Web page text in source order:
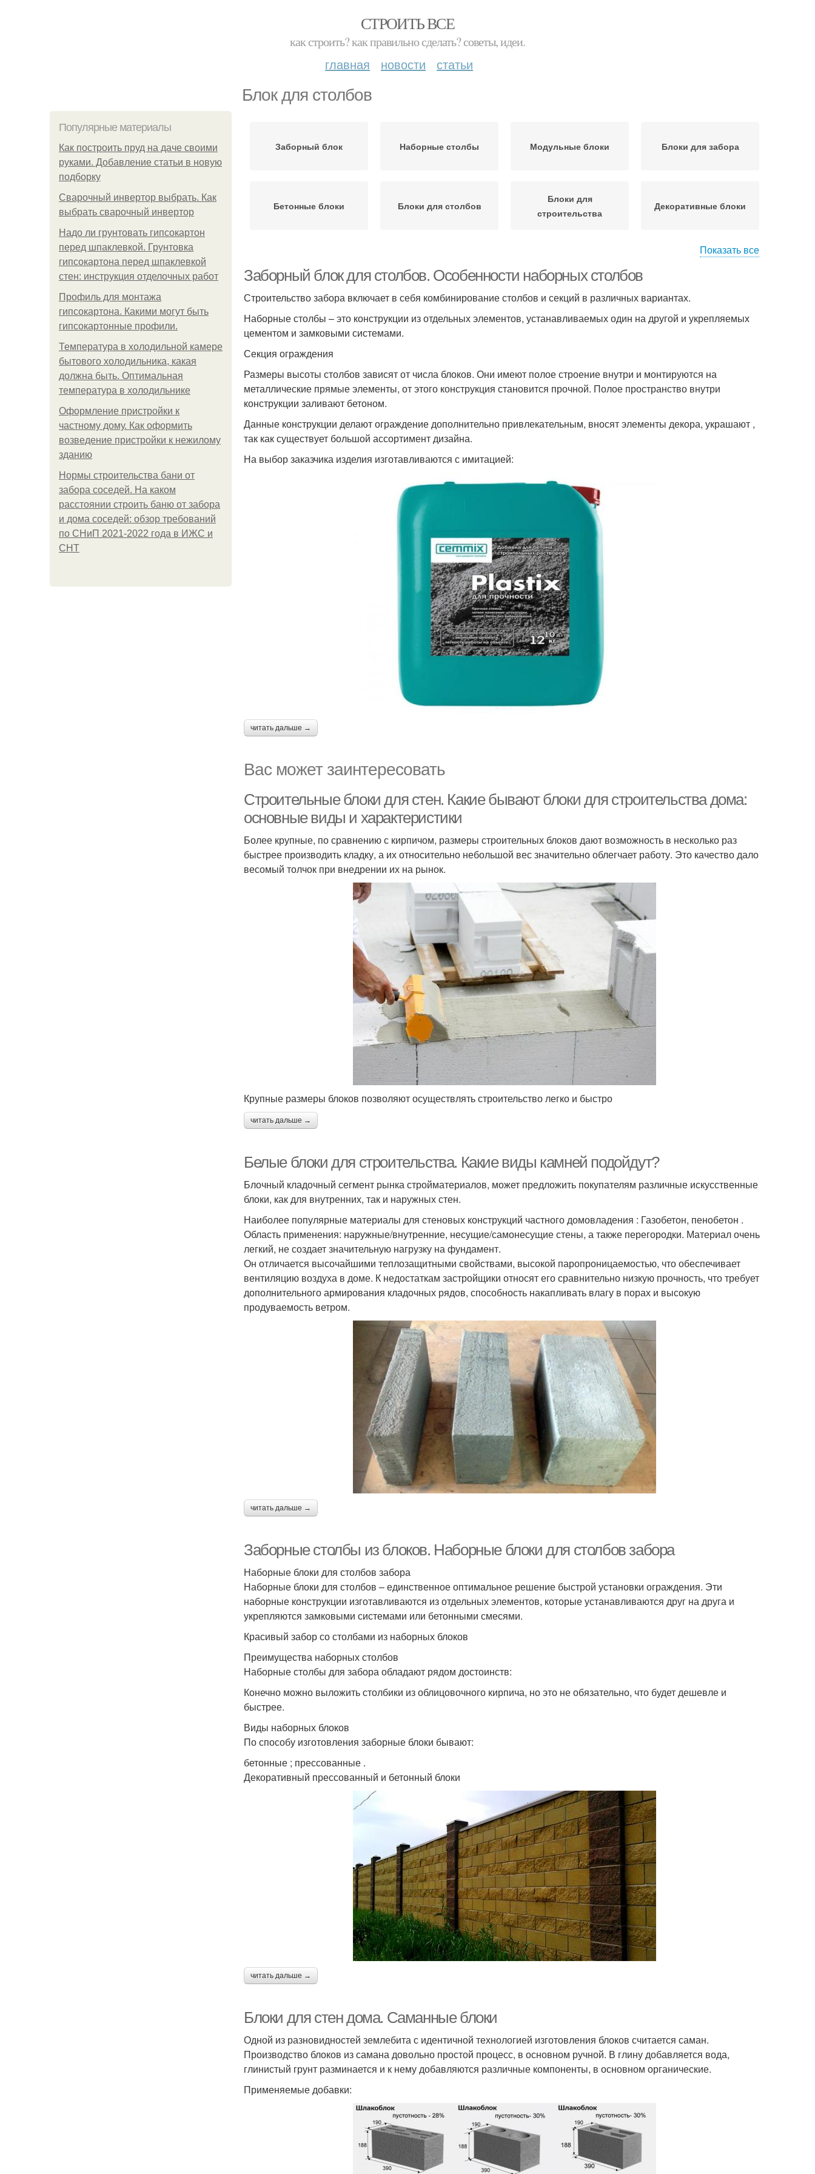
СТРОИТЬ ВСЕ
как строить? как правильно сделать? советы, идеи.
главная новости статьи
Блок для столбов
Популярные материалы
Как построить пруд на даче своими
руками. Добавление статьи в новую
подборку
Сварочный инвертор выбрать. Как
выбрать сварочный инвертор
Надо ли грунтовать гипсокартон
перед шпаклевкой. Грунтовка
гипсокартона перед шпаклевкой
стен: инструкция отделочных работ
Профиль для монтажа
гипсокартона. Какими могут быть
гипсокартонные профили.
Температура в холодильной камере
бытового холодильника, какая
должна быть. Оптимальная
температура в холодильнике
Оформление пристройки к
частному дому. Как оформить
возведение пристройки к нежилому
зданию
Нормы строительства бани от
забора соседей. На каком
расстоянии строить баню от забора
и дома соседей: обзор требований
по СНиП 2021-2022 года в ИЖС и
СНТ
Заборный блок Наборные столбы Модульные блоки Блоки для забора
Бетонные блоки Блоки для столбов
Блоки для
строительства
Декоративные блоки
Показать все
Заборный блок для столбов. Особенности наборных столбов
Строительство забора включает в себя комбинирование столбов и секций в различных вариантах.
Наборные столбы – это конструкции из отдельных элементов, устанавливаемых один на другой и укрепляемых
цементом и замковыми системами.
Секция ограждения
Размеры высоты столбов зависят от числа блоков. Они имеют полое строение внутри и монтируются на
металлические прямые элементы, от этого конструкция становится прочной. Полое пространство внутри
конструкции заливают бетоном.
Данные конструкции делают ограждение дополнительно привлекательным, вносят элементы декора, украшают ,
так как существует большой ассортимент дизайна.
На выбор заказчика изделия изготавливаются с имитацией:
читать дальше →
Вас может заинтересовать
Строительные блоки для стен. Какие бывают блоки для строительства дома:
основные виды и характеристики
Более крупные, по сравнению с кирпичом, размеры строительных блоков дают возможность в несколько раз
быстрее производить кладку, а их относительно небольшой вес значительно облегчает работу. Это качество дало
весомый толчок при внедрении их на рынок.
Крупные размеры блоков позволяют осуществлять строительство легко и быстро
читать дальше →
Белые блоки для строительства. Какие виды камней подойдут?
Блочный кладочный сегмент рынка стройматериалов, может предложить покупателям различные искусственные
блоки, как для внутренних, так и наружных стен.
Наиболее популярные материалы для стеновых конструкций частного домовладения : Газобетон, пенобетон .
Область применения: наружные/внутренние, несущие/самонесущие стены, а также перегородки. Материал очень
легкий, не создает значительную нагрузку на фундамент.
Он отличается высочайшими теплозащитными свойствами, высокой паропроницаемостью, что обеспечивает
вентиляцию воздуха в доме. К недостаткам застройщики относят его сравнительно низкую прочность, что требует
дополнительного армирования кладочных рядов, способность накапливать влагу в порах и высокую
продуваемость ветром.
читать дальше →
Заборные столбы из блоков. Наборные блоки для столбов забора
Наборные блоки для столбов забора
Наборные блоки для столбов – единственное оптимальное решение быстрой установки ограждения. Эти
наборные конструкции изготавливаются из отдельных элементов, которые устанавливаются друг на друга и
укрепляются замковыми системами или бетонными смесями.
Красивый забор со столбами из наборных блоков
Преимущества наборных столбов
Наборные столбы для забора обладают рядом достоинств:
Конечно можно выложить столбики из облицовочного кирпича, но это не обязательно, что будет дешевле и
быстрее.
Виды наборных блоков
По способу изготовления заборные блоки бывают:
бетонные ; прессованные .
Декоративный прессованный и бетонный блоки
читать дальше →
Блоки для стен дома. Саманные блоки
Одной из разновидностей землебита с идентичной технологией изготовления блоков считается саман.
Производство блоков из самана довольно простой процесс, в основном ручной. В глину добавляется вода,
глинистый грунт разминается и к нему добавляются различные компоненты, в основном органические.
Применяемые добавки: